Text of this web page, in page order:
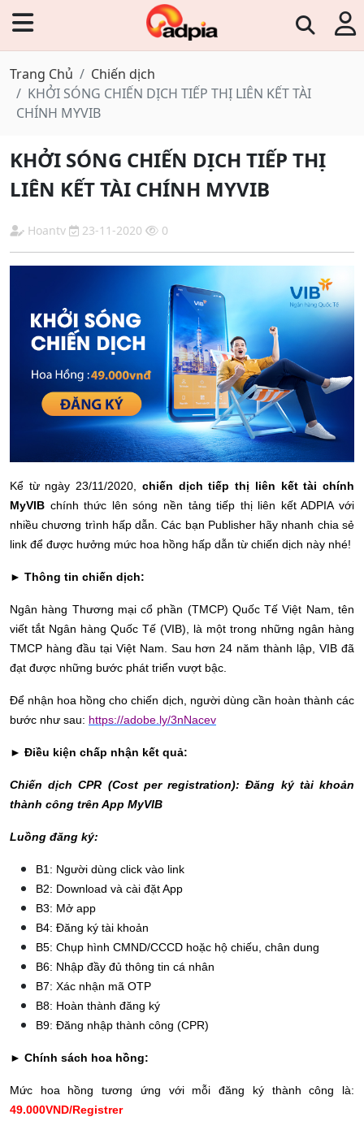
Trang Chủ
Chiến dịch
KHỞI SÓNG CHIẾN DỊCH TIẾP THỊ LIÊN KẾT TÀI
CHÍNH MYVIB
KHỞI SÓNG CHIẾN DỊCH TIẾP THỊ
LIÊN KẾT TÀI CHÍNH MYVIB
Hoantv 23-11-2020 0
Kể từ ngày 23/11/2020, chiến dịch tiếp thị liên kết tài chính
MyVIB chính thức lên sóng nền tảng tiếp thị liên kết ADPIA với
nhiều chương trình hấp dẫn. Các bạn Publisher hãy nhanh chia sẻ
link để được hưởng mức hoa hồng hấp dẫn từ chiến dịch này nhé!
► Thông tin chiến dịch:
Ngân hàng Thương mại cổ phần (TMCP) Quốc Tế Việt Nam, tên
viết tắt Ngân hàng Quốc Tế (VIB), là một trong những ngân hàng
TMCP hàng đầu tại Việt Nam. Sau hơn 24 năm thành lập, VIB đã
đạt được những bước phát triển vượt bậc.
Để nhận hoa hồng cho chiến dịch, người dùng cần hoàn thành các
bước như sau: https://adobe.ly/3nNacev
► Điều kiện chấp nhận kết quả:
Chiến dịch CPR (Cost per registration): Đăng ký tài khoản
thành công trên App MyVIB
Luồng đăng ký:
B1: Người dùng click vào link
B2: Download và cài đặt App
B3: Mở app
B4: Đăng ký tài khoản
B5: Chụp hình CMND/CCCD hoặc hộ chiếu, chân dung
B6: Nhập đầy đủ thông tin cá nhân
B7: Xác nhận mã OTP
B8: Hoàn thành đăng ký
B9: Đăng nhập thành công (CPR)
► Chính sách hoa hồng:
Mức hoa hồng tương ứng với mỗi đăng ký thành công là:
49.000VND/Registrer